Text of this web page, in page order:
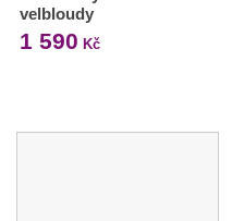
velbloudy
1 590 Kč